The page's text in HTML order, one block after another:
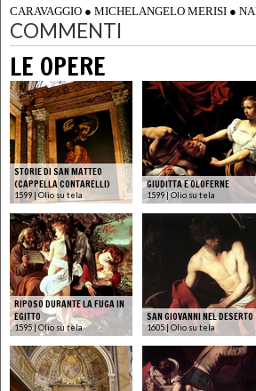
CARAVAGGIO ● MICHELANGELO MERISI ●
COMMENTI
LE OPERE
STORIE DI SAN MATTEO
(CAPPELLA CONTARELLI)
1599 | Olio su tela
GIUDITTA E OLOFERNE
1599 | Olio su tela
RIPOSO DURANTE LA FUGA IN
EGITTO
1595 | Olio su tela
SAN GIOVANNI NEL DESERTO
1605 | Olio su tela